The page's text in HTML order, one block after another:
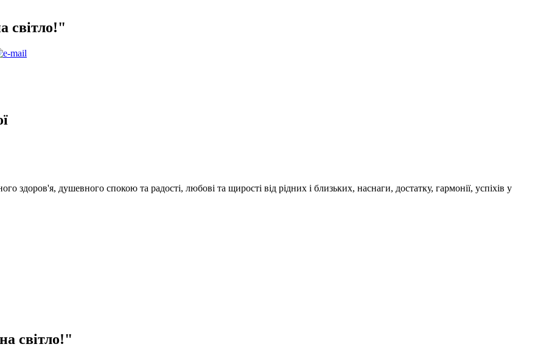
світло!"
здоров'я, душевного спокою та радості, любові та щирості від рідних і близьких, наснаги, достатку, гармонії, успіхів у
світло!"